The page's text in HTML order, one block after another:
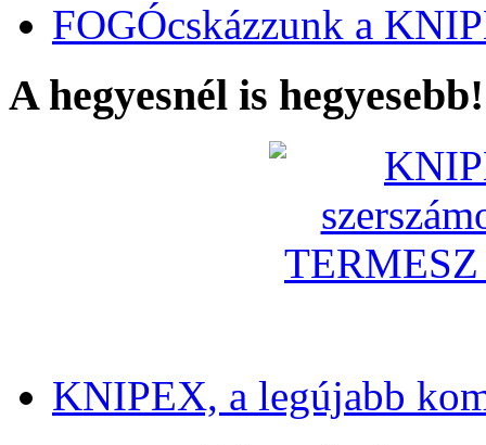
FOGÓcskázzunk a
A hegyesnél is hegyesebb!
KNIPEX, a legújabb